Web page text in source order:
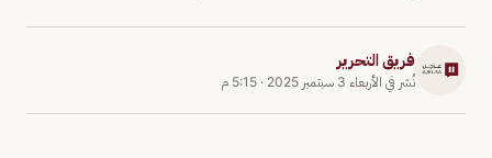
فريق التحرير
نُشر في الأربعاء 3 سبتمبر 2025 · 5:15 م